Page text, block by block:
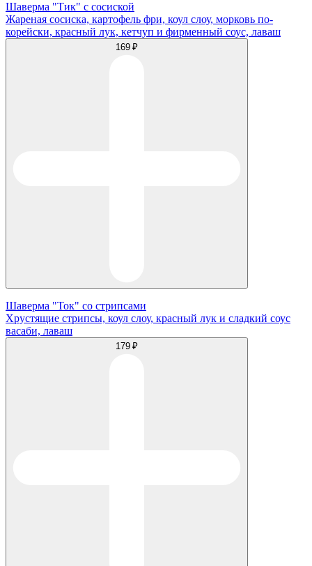
Шаверма "Тик" с сосиской
Жареная сосиска, картофель фри, коул слоу, морковь по-
корейски, красный лук, кетчуп и фирменный соус, лаваш
169 ₽
Шаверма "Ток" со стрипсами
Хрустящие стрипсы, коул слоу, красный лук и сладкий соус
васаби, лаваш
179 ₽